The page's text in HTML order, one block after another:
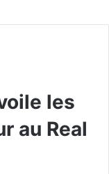
les
au Real